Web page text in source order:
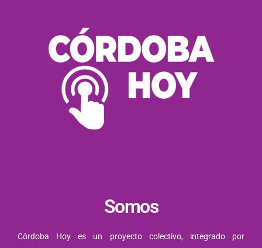
Somos
Córdoba Hoy es un proyecto colectivo, integrado por